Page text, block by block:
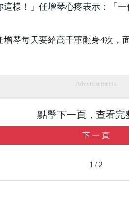
這樣！」任增琴心疼表示：「
琴每天要給高千軍翻身4次，
Advertisements
點擊下一頁，查看完
下 一 頁
1 / 2